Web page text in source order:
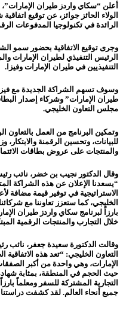
أعلن “سكاي واردز طيران الإمارات”،
الولاء الحائز جوائز، عن توقيع
الرائدة في تكنولوجيا المدفوعات
وجرى توقيع الاتفاقية بحضور سمو
الرئيس التنفيذي لطيران الإمارات
التنفيذيين في طيران الإمارات وفيزا.
وسوف تسهم الشراكة الجديدة مع
طيران الإمارات” وشركاء إصدار
مجلس التعاون الخليجي.
وتمكين البرنامج من العمل بالتعاون
للبيانات، وتحسين الرقمنة
والمنتجات على عروض بطاقات
وقال الدكتور نجيب بن خضر، نائب
“يسعدنا الإعلان عن هذه الشراكة
الاستراتيجية في توفير قيمة مضافة
الخليجي، كما ستعزز تعاوننا مع
بارزاً لبرنامج سكاي واردز طيران
خلال التجارب والمنتجات الرقمية
وقالت الدكتورة سعيدة جعفر،
التعاون الخليجي: “تعد هذه
الإمارات، وهي واحدة من أكبر
حيث الحجم في المنطقة، بمثابة
التجارية المشتركة للسفر ومعلماً
جميع أنحاء العالم. لقد كشفت دراستنا